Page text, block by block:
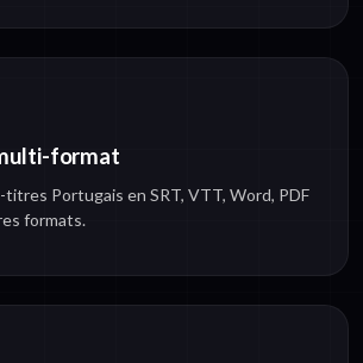
format
Portugais en SRT, VTT, Word, PDF
formats.